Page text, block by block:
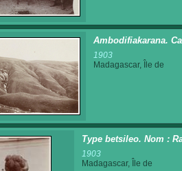
Ambodifiakarana.
1903
Madagascar, Île de
Type betsileo. Nom :
1903
Madagascar, Île de